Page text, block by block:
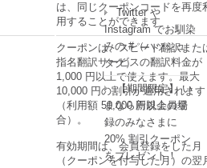
は、同じクーポンコードを再度
用することができます
クーポンは、スピード翻訳また
指名翻訳サービスの翻訳料金が
1,000 円以上で使えます。最大
10,000 円の割引が適用されます
（利用額 50,000 円以上の場
合）。
有効期間は、会員登録をした月
（クーポンを付与した月）の翌
Twitter や
Instagram でお馴染
みの #（ハッシュ
タグ）
【期間限定】 い
まなら新規会員登
録のみなさまに
20% 割引クーポン
をプレゼント！